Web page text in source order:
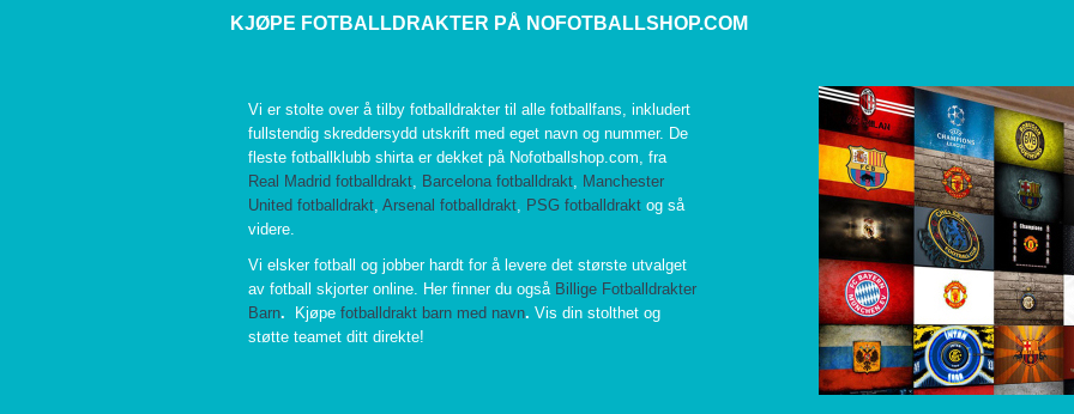
KJØPE FOTBALLDRAKTER PÅ NOFOTBALLSHOP.COM
Vi er stolte over å tilby fotballdrakter til alle fotballfans, inkludert
fullstendig skreddersydd utskrift med eget navn og nummer. De
fleste fotballklubb shirta er dekket på Nofotballshop.com, fra
Real Madrid fotballdrakt, Barcelona fotballdrakt, Manchester
United fotballdrakt, Arsenal fotballdrakt, PSG fotballdrakt og så
videre.
Vi elsker fotball og jobber hardt for å levere det største utvalget
av fotball skjorter online. Her finner du også Billige Fotballdrakter
Barn. Kjøpe fotballdrakt barn med navn. Vis din stolthet og
støtte teamet ditt direkte!